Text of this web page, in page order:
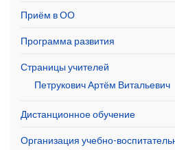
Приём в ОО
Программа развития
Страницы учителей
Петрукович Артём Витальевич
Дистанционное обучение
Организация учебно-